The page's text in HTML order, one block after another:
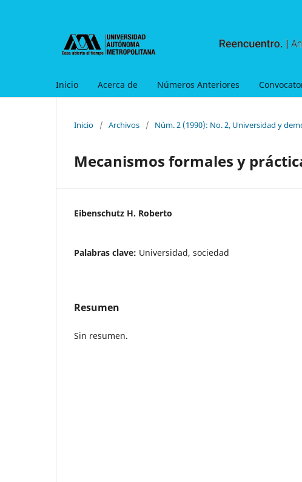
Inicio Acerca de Números Anteriores
Inicio / Archivos / Núm. 2 (1990): No. 2, Universidad y
Mecanismos formales y
Eibenschutz H. Roberto
Palabras clave: Universidad, sociedad
Resumen
Sin resumen.